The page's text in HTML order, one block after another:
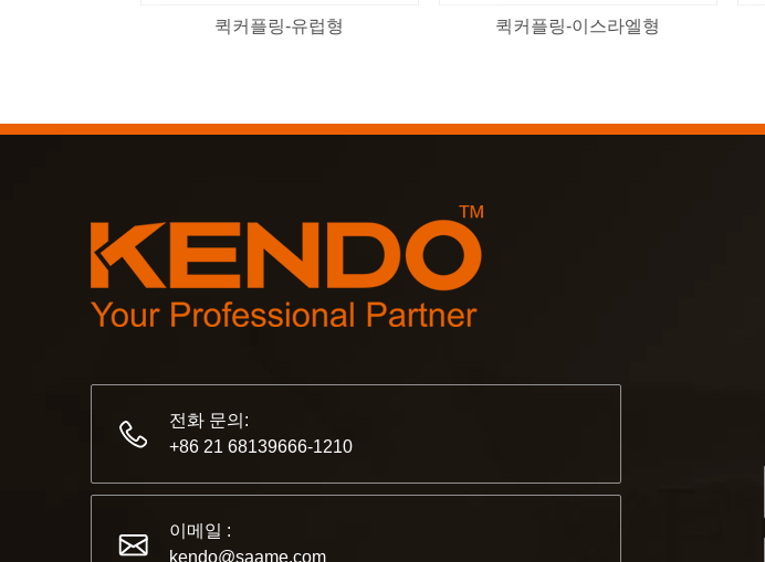
퀵커플링-유럽형 퀵커플링-이스라엘형
전화 문의:
+86 21 68139666-1210
이메일 :
kendo@saame.com